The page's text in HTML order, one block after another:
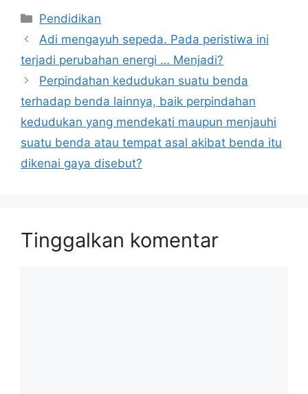
Kategori
Pendidikan
Adi mengayuh sepeda. Pada peristiwa ini
terjadi perubahan energi … Menjadi?
Perpindahan kedudukan suatu benda
terhadap benda lainnya, baik perpindahan
kedudukan yang mendekati maupun menjauhi
suatu benda atau tempat asal akibat benda itu
dikenai gaya disebut?
Tinggalkan komentar